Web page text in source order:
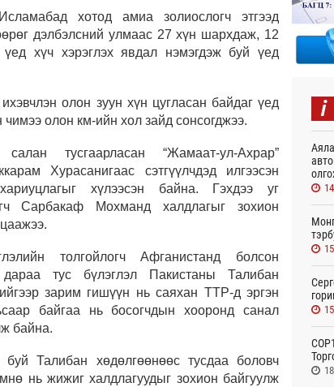
хотод амиа золиослогч этгээд
дэлбэлсний улмаас 27 хүн шархдаж, 12
хүч хэрэглэх явдал нэмэгдэж буй үед
олон зуун хүн цугласан байдаг үед
олон км-ийн хол зайд сонсогджээ.
тусгаарласан “Жамаат-ул-Ахрар”
Хурасанигаас сэтгүүлчдэд илгээсэн
хүлээсэн байна. Гэхдээ уг
Сарбакаф Мохманд халдлагыг зохион
толгойлогч Афганистанд болсон
тус бүлэглэл Пакистаны Талибан
зарим гишүүн нь саяхан TTP-д эргэн
байгаа нь босогчдын хооронд санал
байна.
Талибан хөдөлгөөнөөс тусдаа боловч
нь жижиг халдлагуудыг зохион байгуулж
i